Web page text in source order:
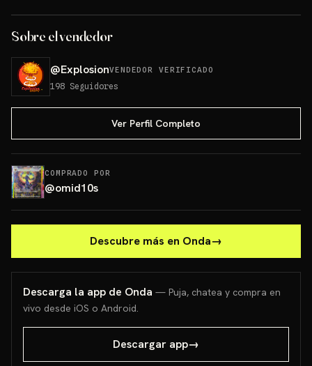
Sobre el vendedor
@ExplosionVENDEDOR VERIFICADO
198 Seguidores
Ver Perfil Completo
COMPRADO POR
@omid10s
Descubre más en Onda→
Descarga la app de Onda — Puja, chatea y compra en
vivo desde iOS o Android.
Descargar app→